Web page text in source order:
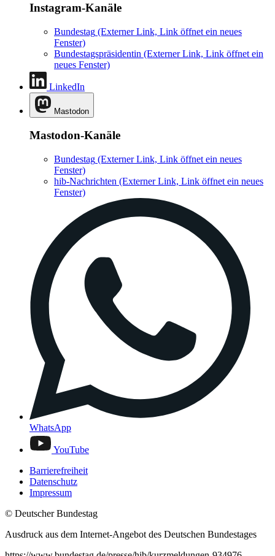
Instagram-Kanäle
Bundestag (Externer Link, Link öffnet ein neues
Fenster)
Bundestagspräsidentin (Externer Link, Link öffnet ein
neues Fenster)
LinkedIn
Mastodon
Mastodon-Kanäle
Bundestag (Externer Link, Link öffnet ein neues
Fenster)
hib-Nachrichten (Externer Link, Link öffnet ein neues
Fenster)
WhatsApp
YouTube
Barrierefreiheit
Datenschutz
Impressum
© Deutscher Bundestag
Ausdruck aus dem Internet-Angebot des Deutschen Bundestages